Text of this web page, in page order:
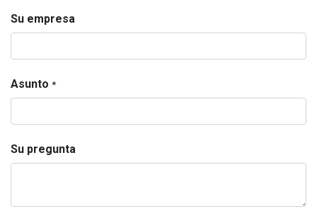
Su empresa
Asunto *
Su pregunta